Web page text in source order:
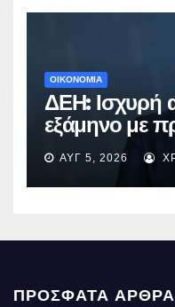
ΟΙΚΟΝΟΜΙΑ
ΔΕΗ: Ισχυρή
εξάμηνο με
EBITDA στα
ΑΥΓ 5, 2026
ΠΡΌΣΦΑΤΑ ΆΡΘΡΑ